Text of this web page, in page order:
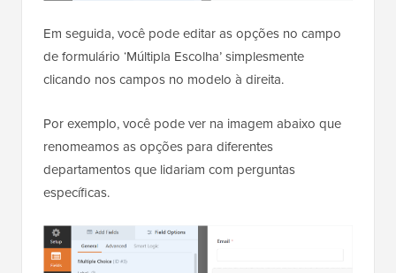
Em seguida, você pode editar as opções no campo
de formulário ‘Múltipla Escolha’ simplesmente
clicando nos campos no modelo à direita.
Por exemplo, você pode ver na imagem abaixo que
renomeamos as opções para diferentes
departamentos que lidariam com perguntas
específicas.